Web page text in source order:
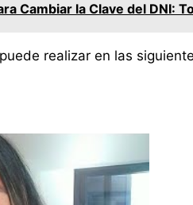
Cambiar la Clave del DNI:
realizar en las